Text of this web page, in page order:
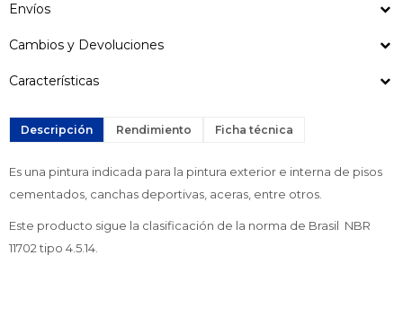
Envíos
Cambios y Devoluciones
Características
Descripción
Es una pintura indicada para la pintura exterior e interna de pisos
cementados, canchas deportivas, aceras, entre otros.
Este producto sigue la clasificación de la norma de Brasil NBR
11702 tipo 4.5.14.
Rendimiento Ficha técnica